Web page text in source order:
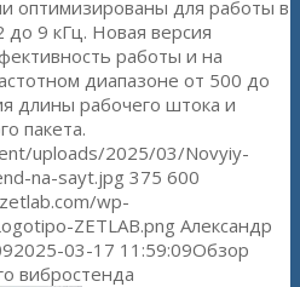
оптимизированы для работы в
до 9 кГц. Новая версия
работы и на
диапазоне от 500 до
длины рабочего штока и
пакета.
uploads/2025/03/Novyiy-
na-sayt.jpg 375 600
wp-
ZETLAB.png Александр
2025-03-17 11:59:09Обзор
вибростенда